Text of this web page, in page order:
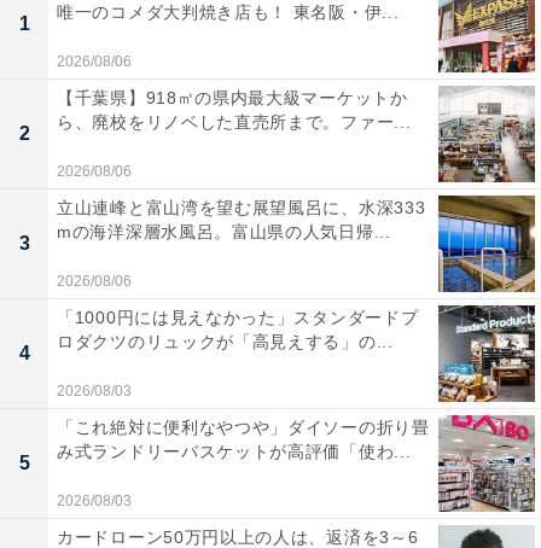
1
唯一のコメダ大判焼き店も！ 東名阪・伊...
2026/08/06
2
【千葉県】918㎡の県内最大級マーケットか
ら、廃校をリノベした直売所まで。ファー...
2026/08/06
3
立山連峰と富山湾を望む展望風呂に、水深333
mの海洋深層水風呂。富山県の人気日帰...
2026/08/06
4
「1000円には見えなかった」スタンダードプ
ロダクツのリュックが「高見えする」の...
2026/08/03
5
「これ絶対に便利なやつや」ダイソーの折り畳
み式ランドリーバスケットが高評価「使わ...
2026/08/03
カードローン50万円以上の人は、返済を3～6